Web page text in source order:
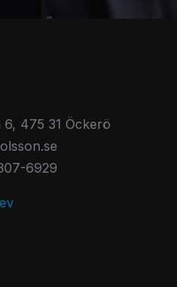
6, 475 31 Öckerö
6929